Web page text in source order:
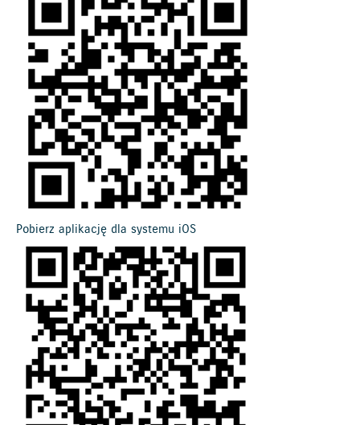
Pobierz aplikację dla systemu iOS